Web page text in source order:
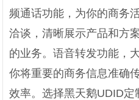
频通话功能，为你的商务
洽谈，清晰展示产品和方
的业务。语音转发功能，
你将重要的商务信息准确
效率。选择黑天鹅UDID